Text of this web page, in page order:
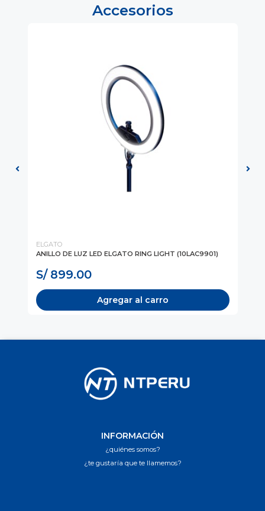
Accesorios
ELGATO
ANILLO DE LUZ LED ELGATO RING LIGHT (10LAC9901)
S/ 899.00
Agregar al carro
INFORMACIÓN
¿quiénes somos?
¿te gustaría que te llamemos?